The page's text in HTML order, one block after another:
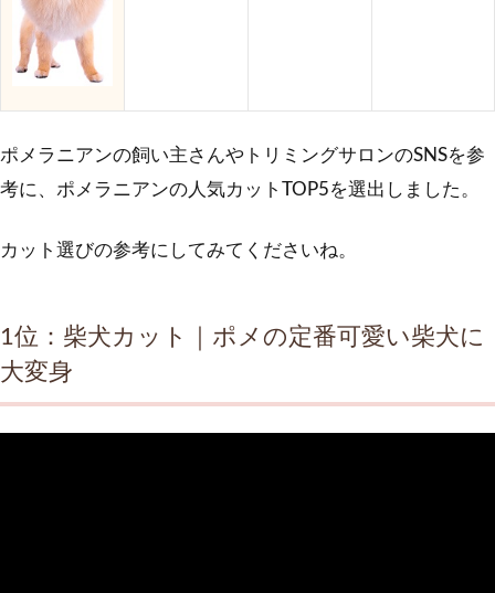
ポメラニアンの飼い主さんやトリミングサロンのSNSを参
考に、ポメラニアンの人気カットTOP5を選出しました。
カット選びの参考にしてみてくださいね。
1位：柴犬カット｜ポメの定番可愛い柴犬に
大変身